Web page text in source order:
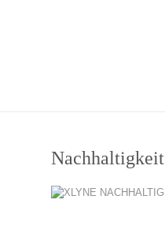
Nachhaltigkeit